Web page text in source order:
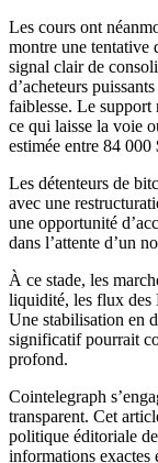
Les cours ont
montre une tentative
signal clair de
d’acheteurs
faiblesse. Le support
ce qui laisse la voie
estimée entre 84 000
Les détenteurs de
avec une
une opportunité
dans l’attente d’un
À ce stade, les
liquidité, les flux des
Une stabilisation en
significatif pourrait
profond.
Cointelegraph
transparent. Cet
politique éditoriale
informations exactes